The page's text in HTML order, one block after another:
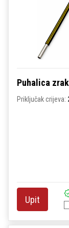
Puhalica
Priključak crijeva:
Upit